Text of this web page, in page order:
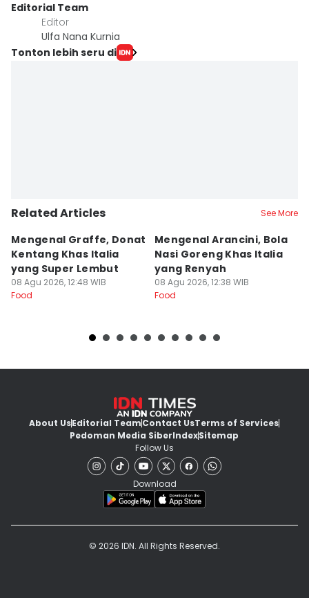
Editorial Team
Editor
Ulfa Nana Kurnia
Tonton lebih seru di
Related Articles See More
Mengenal Graffe, Donat
Kentang Khas Italia
yang Super Lembut
08 Agu 2026, 12:48 WIB
Food
Mengenal Arancini, Bola
Nasi Goreng Khas Italia
yang Renyah
08 Agu 2026, 12:38 WIB
Food
About UsEditorial TeamContact UsTerms of Services
Pedoman Media SiberIndexSitemap
Follow Us
Download
© 2026 IDN. All Rights Reserved.